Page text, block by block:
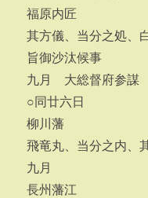
福原内匠
其方儀、当分之処、
旨御沙汰候事
九月 大総督府参謀
○同廿六日
柳川藩
飛竜丸、当分之内、
九月
長州藩江